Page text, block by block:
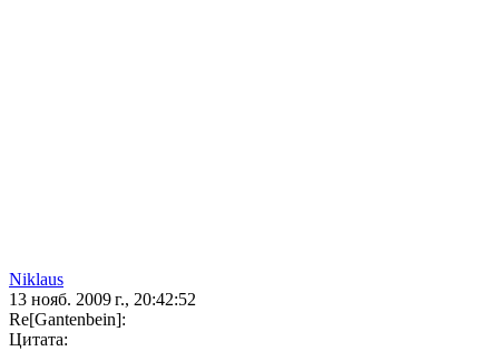
Niklaus
13 нояб. 2009 г., 20:42:52
Re[Gantenbein]:
Цитата: